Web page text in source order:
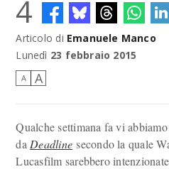
Steven Spielberg
4
Articolo di Emanuele Manco
Lunedì 23 febbraio 2015
A A
Qualche settimana fa vi
da Deadline secondo la quale
Lucasfilm sarebbero